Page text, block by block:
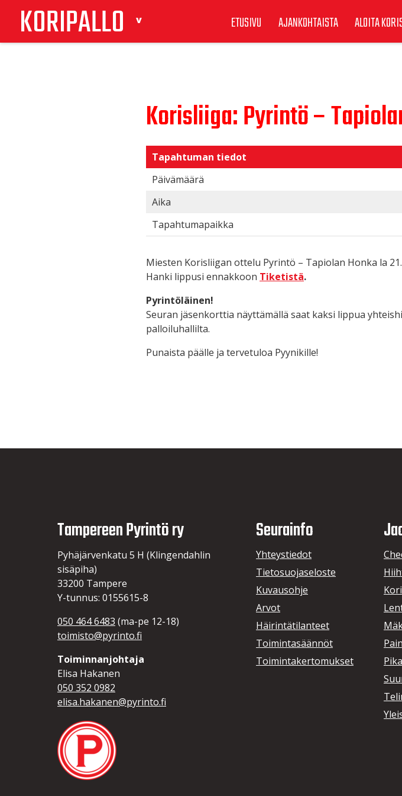
KORIPALLO ETUSIVU AJANKOHTAISTA ALOITA
Korisliiga: Pyrintö –
Tapahtuman tiedot
Päivämäärä
Aika
Tapahtumapaikka
Miesten Korisliigan ottelu Pyrintö – Tapiolan Honka la
Hanki lippusi ennakkoon Tiketistä.
Pyrintöläinen!
Seuran jäsenkorttia näyttämällä saat kaksi lippua
palloiluhallilta.
Punaista päälle ja tervetuloa Pyynikille!
Tampereen Pyrintö ry
Pyhäjärvenkatu 5 H (Klingendahlin
sisäpiha)
33200 Tampere
Y-tunnus: 0155615-8
050 464 6483 (ma-pe 12-18)
toimisto@pyrinto.fi
Toiminnanjohtaja
Elisa Hakanen
050 352 0982
elisa.hakanen@pyrinto.fi
Seurainfo
Yhteystiedot
Tietosuojaseloste
Kuvausohje
Arvot
Häirintätilanteet
Toimintasäännöt
Toimintakertomukset